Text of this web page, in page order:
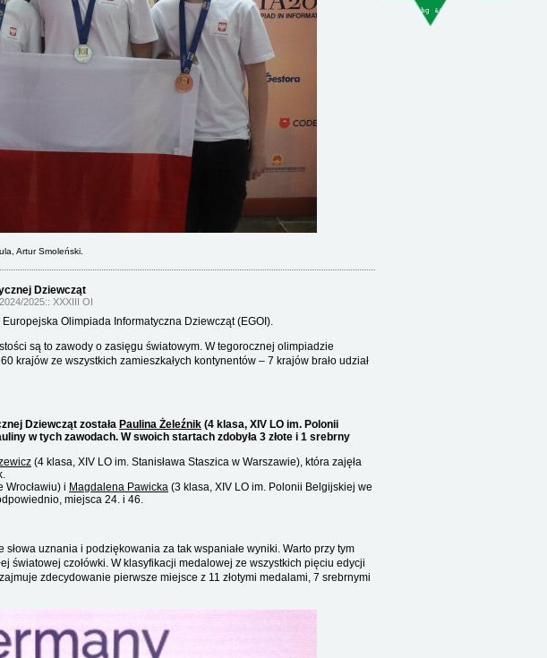
Artur Smoleński.
Dziewcząt
2025 XXXIII OI
Olimpiada Informatyczna Dziewcząt (EGOI).
są to zawody o zasięgu światowym. W tegorocznej olimpiadzie
krajów ze wszystkich zamieszkałych kontynentów – 7 krajów brało udział
Dziewcząt została Paulina Żeleźnik (4 klasa, XIV LO im. Polonii
w tych zawodach. W swoich startach zdobyła 3 złote i 1 srebrny
(4 klasa, XIV LO im. Stanisława Staszica w Warszawie), która zajęła
Wrocławiu) i Magdalena Pawicka (3 klasa, XIV LO im. Polonii Belgijskiej we
miejsca 24. i 46.
uznania i podziękowania za tak wspaniałe wyniki. Warto przy tym
światowej czołówki. W klasyfikacji medalowej ze wszystkich pięciu edycji
zdecydowanie pierwsze miejsce z 11 złotymi medalami, 7 srebrnymi